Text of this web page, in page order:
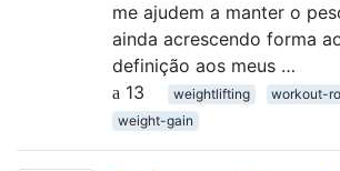
me ajudem a manter o
ainda acrescendo forma
definição aos meus …
13
weightlifting
workout-
weight-gain